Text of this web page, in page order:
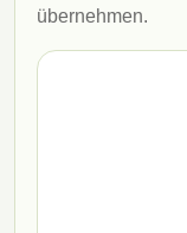
übernehmen.